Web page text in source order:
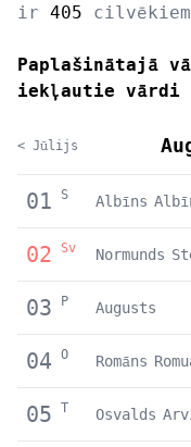
ir 405
Paplašinātajā
iekļautie vārdi
< Jūlijs
01 S Albīns
02 Sv Normunds
03 P Augusts
04 O Romāns
05 T Osvalds